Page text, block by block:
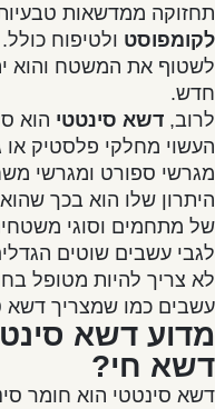
תחזוקה ממדשאות
לקומפוסט ולטיפוח
לשטוף את המשטח והוא
חדש.
לרוב, דשא סינטטי הוא
העשוי מחלקי פלסטיק או
מגרשי ספורט ומגרשי
היתרון שלו הוא בכך
של מתחמים וסוגי
לגבי עשבים שוטים
לא צריך להיות מטופל
עשבים כמו שמצריך דשא
מדוע דשא
דשא חי?
דשא סינטטי הוא חומר